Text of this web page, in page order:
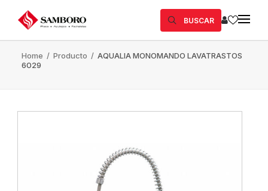
BUSCAR
Home / Producto / AQUALIA MONOMANDO LAVATRASTOS
6029